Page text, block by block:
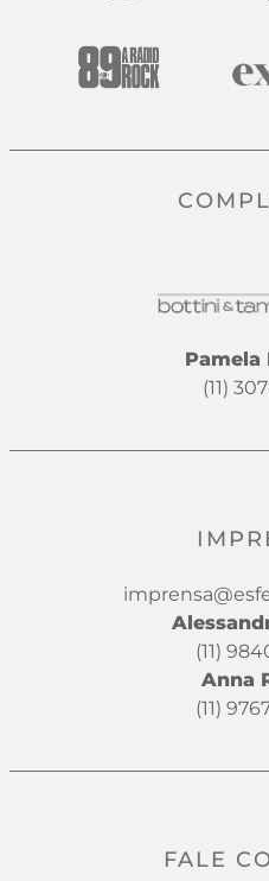
Pamela
(11)
(11)
Anna
(11)
FALE